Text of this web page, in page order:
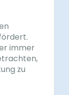
immer
zu